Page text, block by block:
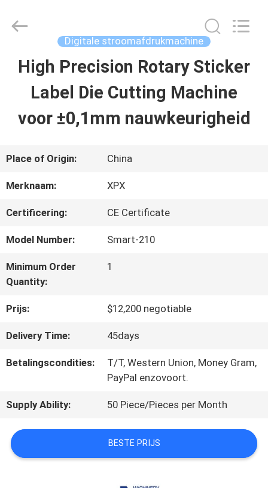
HUIS
PRODUCTEN
VIDEO'S
OVER
ONS
FABRIEKSTOCHT
KWALITEITSCONTROLE
NEEM
CONTACT
Equipment
Digitale stroomafdrukmachine
High Precision Rotary Sticker
Label Die Cutting Machine
voor ±0,1mm nauwkeurigheid
Place of Origin: China
Merknaam: XPX
Certificering: CE Certificate
Model Number: Smart-210
Minimum Order
Quantity:
1
Prijs: $12,200 negotiable
Delivery Time: 45days
Betalingscondities:
T/T, Western Union, Money Gram,
PayPal enzovoort.
Supply Ability: 50 Piece/Pieces per Month
BESTE PRIJS